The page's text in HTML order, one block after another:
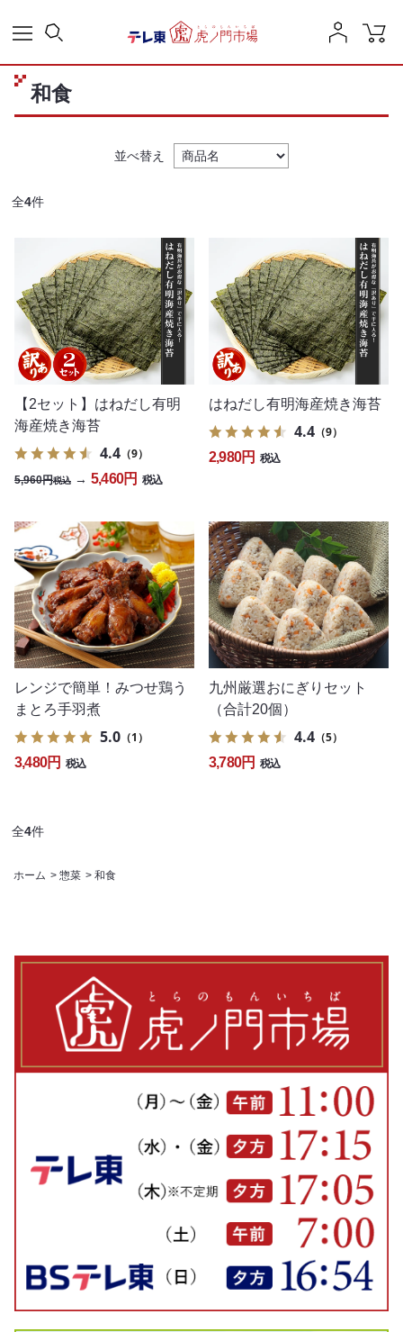
和食
並べ替え
全4件
【2セット】はねだし有明
海産焼き海苔
4.4 （9）
5,960円税込 → 5,460円 税込
はねだし有明海産焼き海苔
4.4 （9）
2,980円 税込
レンジで簡単！みつせ鶏う
まとろ手羽煮
5.0 （1）
3,480円 税込
九州厳選おにぎりセット
（合計20個）
4.4 （5）
3,780円 税込
全4件
ホーム > 惣菜 > 和食